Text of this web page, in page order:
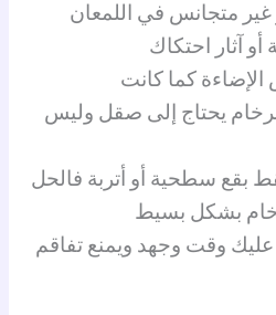
غير متجانس في اللمعان
آثار احتكاك
الإضاءة كما كانت
يحتاج إلى صقل وليس
بقع سطحية أو أتربة فالحل
بشكل بسيط
وقت وجهد ويمنع تفاقم